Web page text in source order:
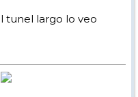
tunel largo lo veo